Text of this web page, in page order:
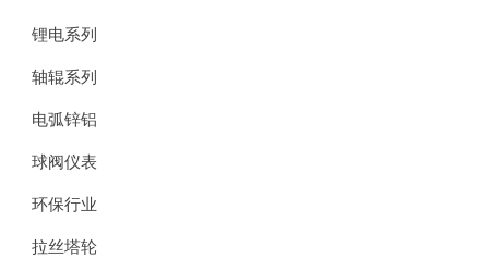
锂电系列
轴辊系列
电弧锌铝
球阀仪表
环保行业
拉丝塔轮